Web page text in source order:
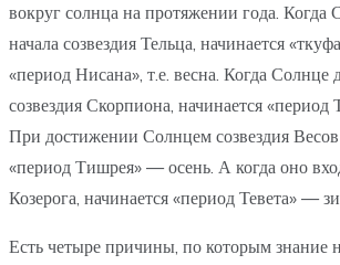
вокруг солнца на протяжении года. Когда
начала созвездия Тельца, начинается
«период Нисана», т.е. весна. Когда Солнце
созвездия Скорпиона, начинается «период
При достижении Солнцем созвездия Весов
«период Тишрея» — осень. А когда оно
Козерога, начинается «период Тевета» —
Есть четыре причины, по которым знание